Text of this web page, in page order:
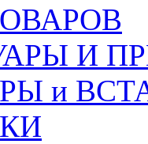
И
и